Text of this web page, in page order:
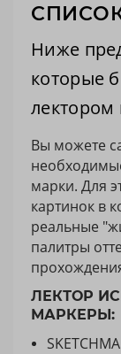
Ниже
которые
лектором
Вы можете
марки. Для
картинок в
реальные
палитры
ЛЕКТОР
МАРКЕРЫ: